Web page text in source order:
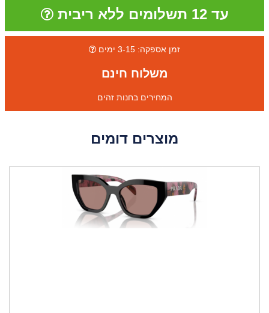
עד 12 תשלומים ללא ריבית
זמן אספקה: 3-15 ימים
משלוח חינם
המחירים בחנות זהים
מוצרים דומים